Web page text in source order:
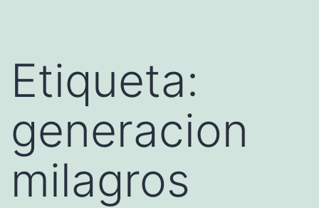
Etiqueta:
generacion
milagros